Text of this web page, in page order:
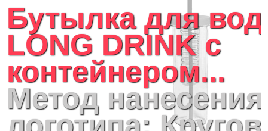
Бутылка для
LONG DRINK с
контейнером...
Метод нанесения